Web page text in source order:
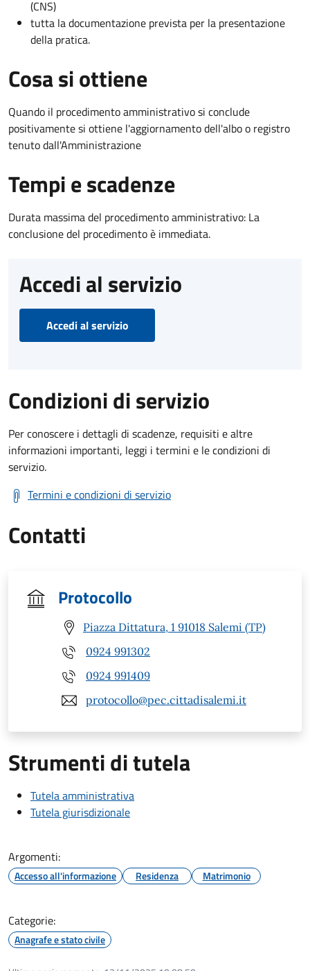
(CNS)
tutta la documentazione prevista per la presentazione
della pratica.
Cosa si ottiene
Quando il procedimento amministrativo si conclude
positivamente si ottiene l'aggiornamento dell'albo o registro
tenuto dall'Amministrazione
Tempi e scadenze
Durata massima del procedimento amministrativo: La
conclusione del procedimento è immediata.
Accedi al servizio
Accedi al servizio
Condizioni di servizio
Per conoscere i dettagli di scadenze, requisiti e altre
informazioni importanti, leggi i termini e le condizioni di
servizio.
Termini e condizioni di servizio
Contatti
Protocollo
Piazza Dittatura, 1 91018 Salemi (TP)
0924 991302
0924 991409
protocollo@pec.cittadisalemi.it
Strumenti di tutela
Tutela amministrativa
Tutela giurisdizionale
Argomenti:
Accesso all'informazione Residenza Matrimonio
Categorie:
Anagrafe e stato civile